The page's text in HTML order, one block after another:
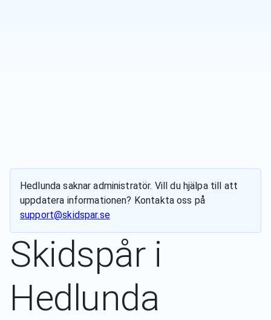
Hedlunda saknar administratör. Vill du hjälpa till att
uppdatera informationen? Kontakta oss på
support@skidspar.se
Skidspår i
Hedlunda